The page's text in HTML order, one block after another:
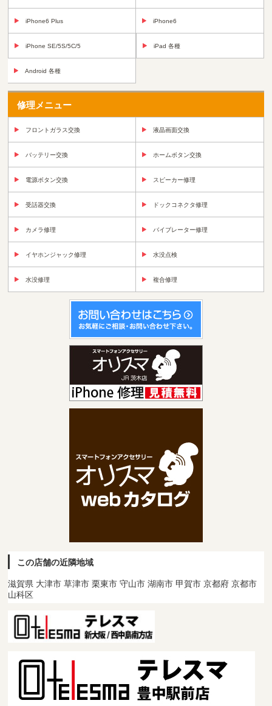
iPhone6 Plus iPhone6
iPhone SE/5S/5C/5 iPad 各種
Android 各種
修理メニュー
フロントガラス交換 液晶画面交換
バッテリー交換 ホームボタン交換
電源ボタン交換 スピーカー修理
受話器交換 ドックコネクタ修理
カメラ修理 バイブレーター修理
イヤホンジャック修理 水没点検
水没修理 複合修理
この店舗の近隣地域
滋賀県 大津市 草津市 栗東市 守山市 湖南市 甲賀市 京都府 京都市
山科区